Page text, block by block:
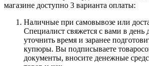
магазине доступно 3 варианта оплаты:
Наличные при самовывозе или
Специалист свяжется с вами в день
уточнить время и заранее
купюры. Вы подписываете
документы, вносите денежные